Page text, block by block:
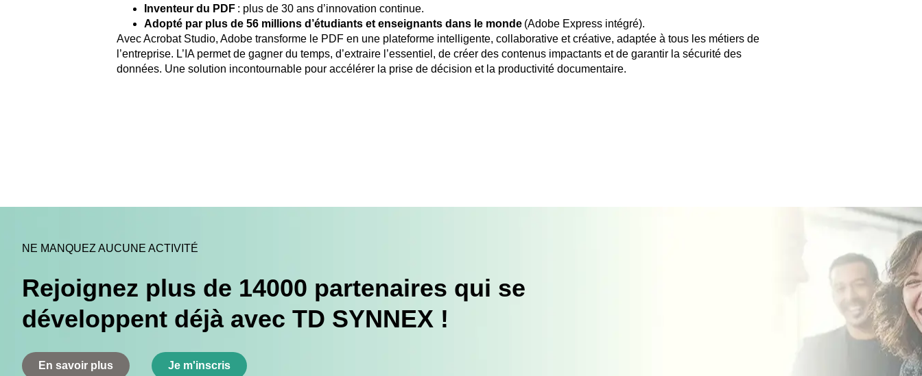
Inventeur du PDF : plus de 30 ans d’innovation continue.
Adopté par plus de 56 millions d’étudiants et enseignants dans le monde (Adobe Express intégré).
Avec Acrobat Studio, Adobe transforme le PDF en une plateforme intelligente, collaborative et créative, adaptée à tous les métiers de
l’entreprise. L’IA permet de gagner du temps, d’extraire l’essentiel, de créer des contenus impactants et de garantir la sécurité des
données. Une solution incontournable pour accélérer la prise de décision et la productivité documentaire.
NE MANQUEZ AUCUNE ACTIVITÉ
Rejoignez plus de 14000 partenaires qui se
développent déjà avec TD SYNNEX !
En savoir plus Je m'inscris